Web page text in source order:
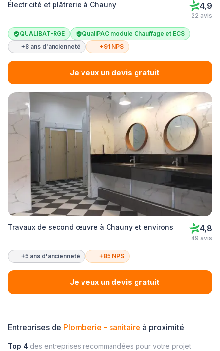
Électricité et plâtrerie à Chauny 4,9
22 avis
QUALIBAT-RGE
QualiPAC module Chauffage et ECS
+8 ans d'ancienneté
+91 NPS
Je veux un devis gratuit
Travaux de second œuvre à Chauny et environs 4,8
49 avis
+5 ans d'ancienneté +85 NPS
Je veux un devis gratuit
Entreprises de Plomberie - sanitaire à proximité
Top 4 des entreprises recommandées pour votre projet